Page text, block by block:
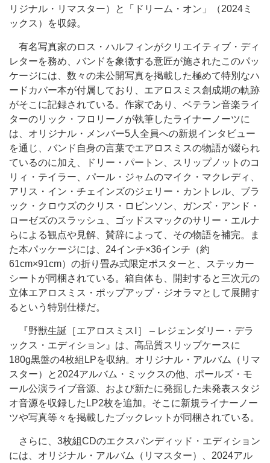
リジナル・リマスター）と「ドリーム・オン」（2024ミ
ックス）を収録。
有名写真家のロス・ハルフィンがクリエイティブ・ディ
レターを務め、バンドを象徴する意匠が施されたこのパッ
ケージには、数々の未公開写真を掲載した極めて特別なハ
ードカバー本が付属しており、エアロスミス創成期の軌跡
がそこに記録されている。作家であり、ベテラン音楽ライ
ターのリック・フロリーノが執筆したライナーノーツに
は、オリジナル・メンバー5人全員への新規インタビュー
を通じ、バンド自身の言葉でエアロスミスの物語が綴られ
ているのに加え、ドリー・パートン、スリップノットのコ
リィ・テイラー、パール・ジャムのマイク・マクレディ、
アリス・イン・チェインズのジェリー・カントレル、ブラ
ック・クロウズのクリス・ロビンソン、ガンズ・アンド・
ローゼズのスラッシュ、ゴッドスマックのサリー・エルナ
らによる観点や見解、賛辞によって、その物語を補完。ま
た本パッケージには、24インチ×36インチ（約
61cm×91cm）の折り畳み式限定ポスターと、ステッカー
シートが同梱されている。箱自体も、開封すると三次元の
立体エアロスミス・ポップアップ・ジオラマとして展開す
るという特別仕様だ。
『野獣生誕［エアロスミスⅠ］ – レジェンダリー・デラ
ックス・エディション』は、高品質スリップケースに
180g黒盤の4枚組LPを収納。オリジナル・アルバム（リマ
スター）と2024アルバム・ミックスの他、ポールズ・モ
ール公演ライブ音源、および新たに発掘した未発表スタジ
オ音源を収録したLP2枚を追加。そこに新規ライナーノー
ツや写真等々を掲載したブックレットが同梱されている。
さらに、3枚組CDのエクスパンディッド・エディション
には、オリジナル・アルバム（リマスター）、2024アル